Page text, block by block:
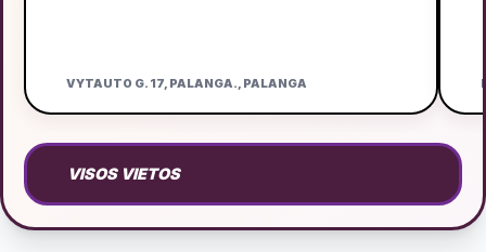
VYTAUTO G. 17, PALANGA., PALANGA
VISOS VIETOS